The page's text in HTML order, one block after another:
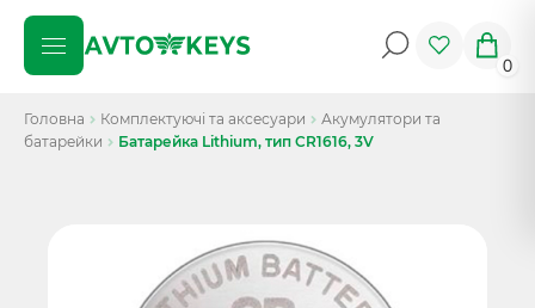
0
Головна Комплектуючі та аксесуари
Акумулятори та
батарейки
Батарейка Lithium, тип CR1616, 3V